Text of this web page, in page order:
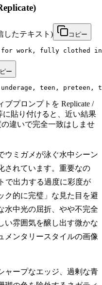
したテキスト) コピー
work, fully clothed in
ー
teen, preteen,
ブプロンプトを Replicate /
に貼り付けると、近い結果
違いで完全一致はしませ
ウミガメが泳ぐ水中シーン
されています。重要なの
で出力する過度に彩度が
ク的に完璧」な見た目を避
水中光の屈折、やや不完全
い雰囲気を醸し出す微かな
メンタリースタイルの画像
ャープなエッジ、過剰な青